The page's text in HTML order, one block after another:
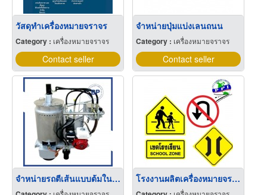
วัสดุทำเครื่องหมายจราจร
Category : เครื่องหมายจราจร
Contact seller
จำหน่ายปุ่มแบ่งเลนถนน
Category : เครื่องหมายจราจร
Contact seller
จำหน่ายรถตีเส้นแบบต้มในเตา โรงงานผลิตเครื่องหมายจราจร